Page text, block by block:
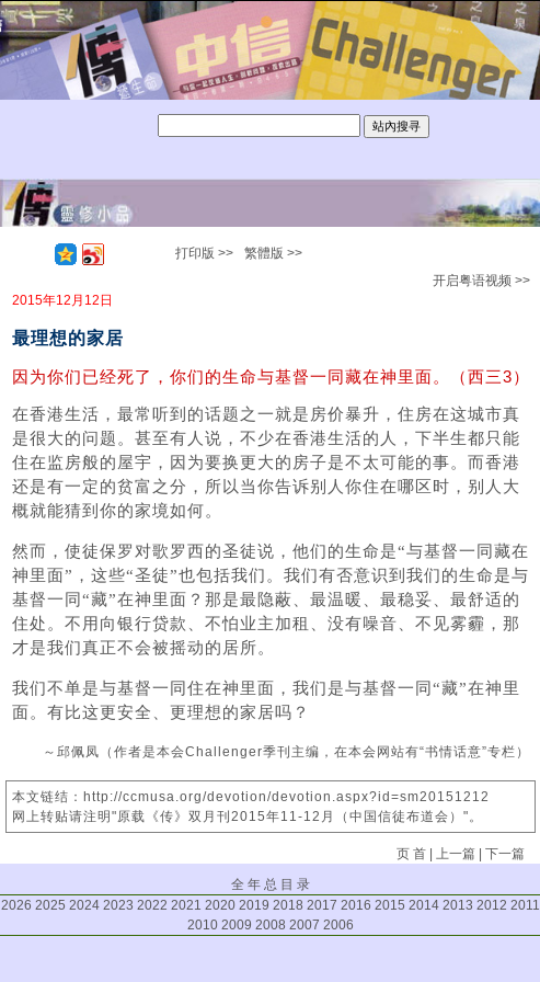
打印版 >>
繁體版 >>
开启粤语视频 >>
2015年12月12日
最理想的家居
因为你们已经死了，你们的生命与基督一同藏在神里面。（西三3）
在香港生活，最常听到的话题之一就是房价暴升，住房在这城市真
是很大的问题。甚至有人说，不少在香港生活的人，下半生都只能
住在监房般的屋宇，因为要换更大的房子是不太可能的事。而香港
还是有一定的贫富之分，所以当你告诉别人你住在哪区时，别人大
概就能猜到你的家境如何。
然而，使徒保罗对歌罗西的圣徒说，他们的生命是“与基督一同藏在
神里面”，这些“圣徒”也包括我们。我们有否意识到我们的生命是与
基督一同“藏”在神里面？那是最隐蔽、最温暖、最稳妥、最舒适的
住处。不用向银行贷款、不怕业主加租、没有噪音、不见雾霾，那
才是我们真正不会被摇动的居所。
我们不单是与基督一同住在神里面，我们是与基督一同“藏”在神里
面。有比这更安全、更理想的家居吗？
～邱佩凤（作者是本会Challenger季刊主编，在本会网站有“书情话意”专栏）
本文链结：http://ccmusa.org/devotion/devotion.aspx?id=sm20151212
网上转贴请注明"原载《传》双月刊2015年11-12月（中国信徒布道会）"。
页 首 |上一篇 |下一篇
全 年 总 目 录
2026 2025 2024 2023 2022 2021 2020 2019 2018 2017 2016 2015 2014 2013 2012 2011
2010 2009 2008 2007 2006